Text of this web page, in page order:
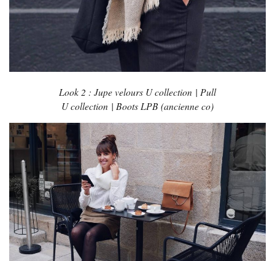
Look 2 : Jupe velours U collection | Pull
U collection | Boots LPB (ancienne co)